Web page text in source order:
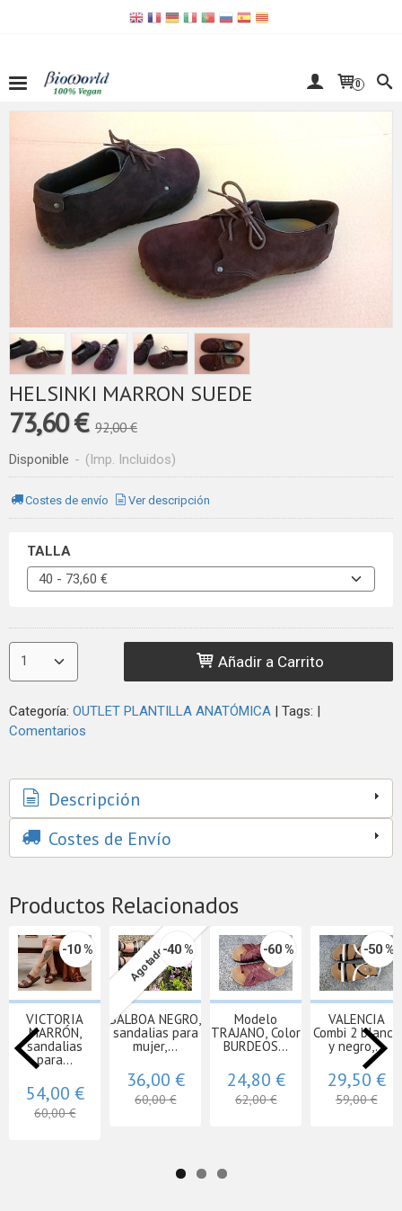
0
HELSINKI MARRON SUEDE
73,60 € 92,00 €
Disponible - (Imp. Incluidos)
Costes de envío Ver descripción
TALLA
Añadir a Carrito
Categoría: OUTLET PLANTILLA ANATÓMICA | Tags: |
Comentarios
Descripción
Costes de Envío
Productos Relacionados
-10 %
VICTORIA
MARRÓN,
sandalias
para...
54,00 €
60,00 €
Agotado-40 %
BALBOA NEGRO,
sandalias para
mujer,...
36,00 €
60,00 €
-60 %
Modelo
TRAJANO, Color
BURDEOS...
24,80 €
62,00 €
-50 %
VALENCIA
Combi 2 blanco
y negro,...
29,50 €
59,00 €